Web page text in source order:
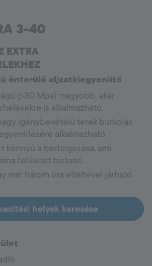
3-40
EXTRA
önterülő aljzatkiegyenlítő
(>30 Mpa): nagyobb, akár
is alkalmazható.
igénybevételű terek burkolás
alkalmazható.
könnyű a bedolgozása, ami
felületet biztosít.
már három óra elteltével járható.
helyek keresése